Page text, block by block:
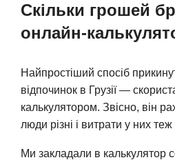
Скільки грошей
онлайн-
Найпростіший спосіб
відпочинок в Грузії —
калькулятором. Звісно, він
люди різні і витрати у них
Ми закладали в калькулятор